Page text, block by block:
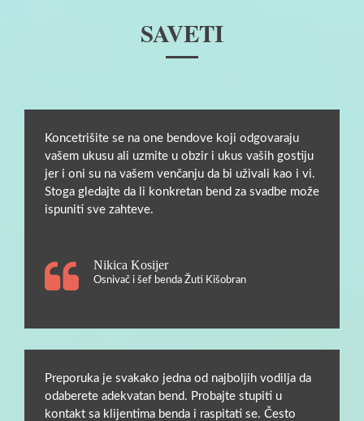
SAVETI
Koncetrišite se na one bendove koji odgovaraju
vašem ukusu ali uzmite u obzir i ukus vaših gostiju
jer i oni su na vašem venčanju da bi uživali kao i vi.
Stoga gledajte da li konkretan bend za svadbe može
ispuniti sve zahteve.
Nikica Kosijer
Osnivač i šef benda Žuti Kišobran
Preporuka je svakako jedna od najboljih vodilja da
odaberete adekvatan bend. Probajte stupiti u
kontakt sa klijentima benda i raspitati se. Često